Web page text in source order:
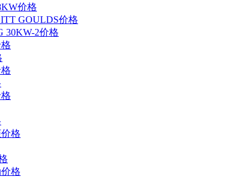
价格
GOULDS价格
30KW-2价格
格
格